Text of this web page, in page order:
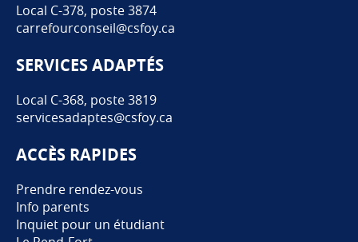
Local C-378, poste 3874
carrefourconseil@csfoy.ca
SERVICES ADAPTÉS
Local C-368, poste 3819
servicesadaptes@csfoy.ca
ACCÈS RAPIDES
Prendre rendez-vous
Info parents
Inquiet pour un étudiant